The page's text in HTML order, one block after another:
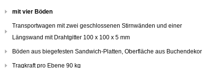
mit vier Böden
Transportwagen mit zwei geschlossenen Stirnwänden und einer
Längswand mit Drahtgitter 100 x 100 x 5 mm
Böden aus biegefesten Sandwich-Platten, Oberfläche aus Buchendekor
Tragkraft pro Ebene 90 kg